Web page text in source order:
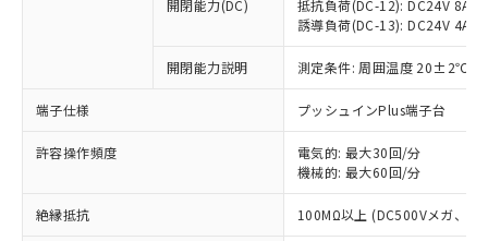
開閉能力(DC)
抵抗負荷(DC-12): DC24V 8A/
誘導負荷(DC-13): DC24V 4A/
開閉能力説明 測定条件: 周囲温度 20±2℃、
端子仕様 プッシュインPlus端子台
許容操作頻度
電気的: 最大30回/分
機械的: 最大60回/分
絶縁抵抗 100MΩ以上 (DC500Vメガ、点
ことをご了承ください。
在庫状況および標準価格照会結果は、
記載している更新日時点での社内デー
タに基づき作成されるものであり、閲
覧された時点での実際の在庫および標
準価格とは異なる場合があることをご
正式な納期状況および標準価格はお客
様のお取引先、またはお客様担当のオ
ムロン制御機器販売店・当社販売員に
むを得ず変更することがあります。
*EU RoHS指令（10物質）：
鉛(Pb) 1000ppm以下、 水銀(Hg) 1000ppm以下、 カド
ミウム(Cd) 100ppm以下、
六価クロム(Cr(Ⅵ)) 1000ppm以下、ポリ臭化ビフェニル
類(PBB) 1000ppm以下、ポリ臭化ジフェニルエーテル類
(PBDE) 1000ppm以下、フタル酸ビス(2-エチルヘキシ
ル) (DEHP)(別名：DOP) 1000ppm以下、フタル酸ブチ
(DIBP) 1000ppm以下
但し、RoHS指令で産業用監視および制御機器に対する
「－」：未確認です。当社販売部門へお問
*中国RoHS10物質の基準値 (GB/T26572)：
Pb(鉛) :1000ppm、 Hg(水銀) : 1000ppm、 Cd(カドミウ
ニル類) : 1000ppm、 PBDEs(ポリ臭化ジフェニルエーテ
DBP(フタル酸ジブチル) : 1000ppm、 DIBP(フタル酸ジ
イソブチル) : 1000ppm、 BBP(フタル酸ブチルベンジ
ル) : 1000ppm、
当社は、これら貴社製品のうち、外国
為替および外国貿易法に定める商品
（以下｢規制貨物等」という）を輸出
または国外への提供する場合は、日本
国政府の輸出許可(または役務取引許
可)を取得するなどの必要な手続きを
当社は規制貨物を破棄する場合は、完
全に破砕するなど、違法に輸出されな
いよう必要な手段を講じます。
○ 一定数以上の在庫あり
一定数には満たないが在庫あり